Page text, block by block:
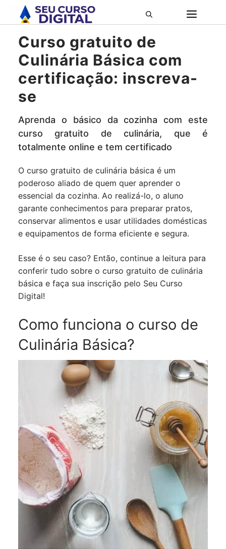
para
conteúdoCurso gratuito de
Culinária Básica com
certificação: inscreva-
se
Aprenda o básico da cozinha com este
curso gratuito de culinária, que é
totalmente online e tem certificado
O curso gratuito de culinária básica é um
poderoso aliado de quem quer aprender o
essencial da cozinha. Ao realizá-lo, o aluno
garante conhecimentos para preparar pratos,
conservar alimentos e usar utilidades domésticas
e equipamentos de forma eficiente e segura.
Esse é o seu caso? Então, continue a leitura para
conferir tudo sobre o curso gratuito de culinária
básica e faça sua inscrição pelo Seu Curso
Digital!
Como funciona o curso de
Culinária Básica?